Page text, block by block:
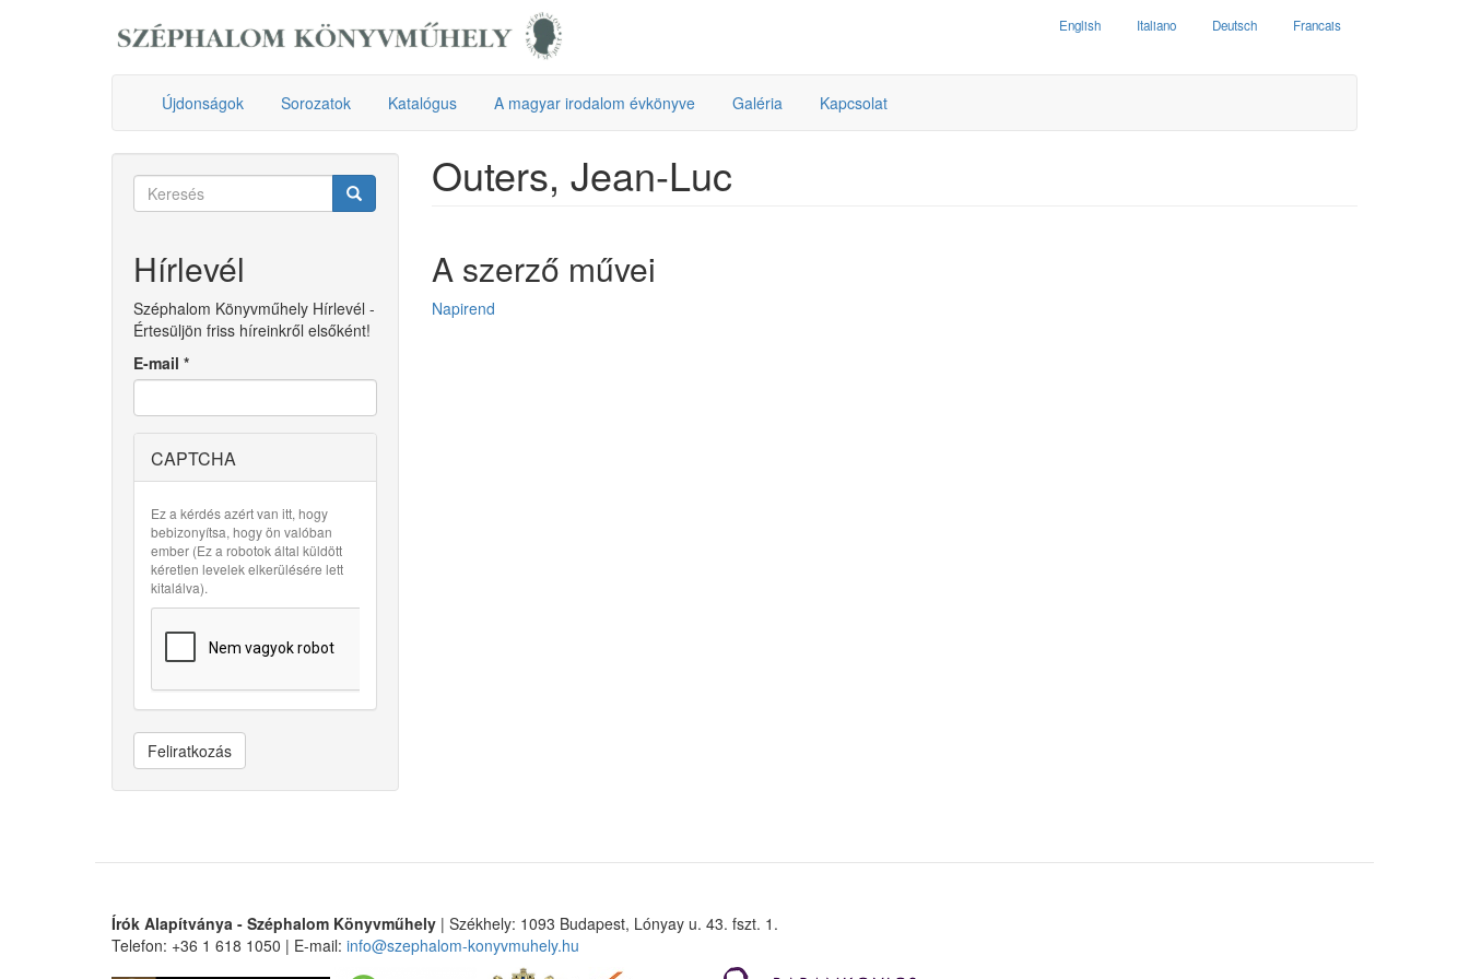
English Italiano Deutsch Francais
Újdonságok Sorozatok Katalógus A magyar irodalom évkönyve Galéria Kapcsolat
Keresés
Hírlevél
Széphalom Könyvműhely Hírlevél -
Értesüljön friss híreinkről elsőként!
E-mail *
CAPTCHA
Ez a kérdés azért van itt, hogy
bebizonyítsa, hogy ön valóban
ember (Ez a robotok által küldött
kéretlen levelek elkerülésére lett
kitalálva).
Feliratkozás
Outers, Jean-Luc
A szerző művei
Napirend
Írók Alapítványa - Széphalom Könyvműhely | Székhely: 1093 Budapest, Lónyay u. 43. fszt. 1.
Telefon: +36 1 618 1050 | E-mail: info@szephalom-konyvmuhely.hu